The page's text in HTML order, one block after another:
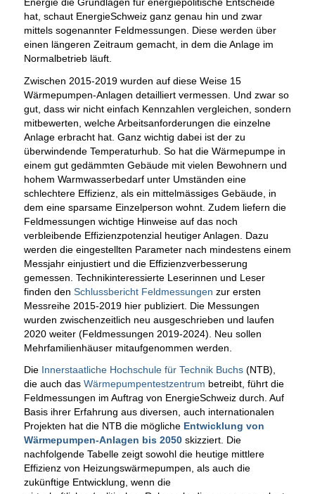
hat, schaut EnergieSchweiz ganz genau hin und zwar
mittels sogenannter Feldmessungen. Diese werden über
einen längeren Zeitraum gemacht, in dem die Anlage im
Normalbetrieb läuft.
Zwischen 2015-2019 wurden auf diese Weise 15
Wärmepumpen-Anlagen detailliert vermessen. Und zwar so
gut, dass wir nicht einfach Kennzahlen vergleichen, sondern
mitbewerten, welche Arbeitsanforderungen die einzelne
Anlage erbracht hat. Ganz wichtig dabei ist der zu
überwindende Temperaturhub. So hat die Wärmepumpe in
einem gut gedämmten Gebäude mit vielen Bewohnern und
hohem Warmwasserbedarf unter Umständen eine
schlechtere Effizienz, als ein mittelmässiges Gebäude, in
dem eine sparsame Einzelperson wohnt. Zudem liefern die
Feldmessungen wichtige Hinweise auf das noch
verbleibende Effizienzpotenzial heutiger Anlagen. Dazu
werden die eingestellten Parameter nach mindestens einem
Messjahr einjustiert und die Effizienzverbesserung
gemessen. Technikinteressierte Leserinnen und Leser
finden den Schlussbericht Feldmessungen zur ersten
Messreihe 2015-2019 hier publiziert. Die Messungen
wurden zwischenzeitlich neu ausgeschrieben und laufen
2020 weiter (Feldmessungen 2019-2024). Neu sollen
Mehrfamilienhäuser mitaufgenommen werden.
Die Innerstaatliche Hochschule für Technik Buchs(NTB),
die auch das Wärmepumpentestzentrum betreibt, führt die
Feldmessungen im Auftrag von EnergieSchweiz durch. Auf
Basis ihrer Erfahrung aus diversen, auch internationalen
Projekten hat die NTB die mögliche Entwicklung von
Wärmepumpen-Anlagen bis 2050skizziert. Die
nachfolgende Tabelle zeigt sowohl die heutige mittlere
Effizienz von Heizungswärmepumpen, als auch die
zukünftige Entwicklung, wenn die